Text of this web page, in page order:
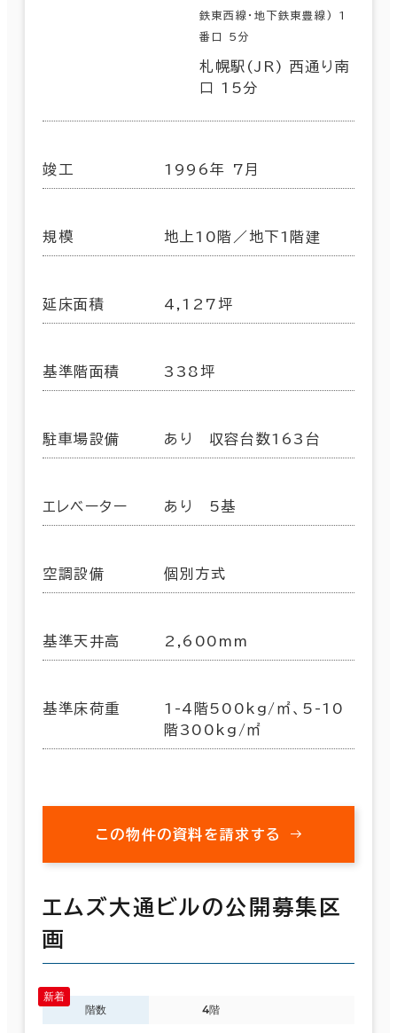
鉄東西線･地下鉄東豊線) 1
番口 5分
札幌駅(JR) 西通り南
口 15分
竣工 1996年 7月
規模 地上10階／地下1階建
延床面積 4,127坪
基準階面積 338坪
駐車場設備 あり 収容台数163台
エレベーター あり 5基
空調設備 個別方式
基準天井高 2,600mm
基準床荷重
1-4階500kg/㎡、5-10
階300kg/㎡
この物件の資料を請求する
エムズ大通ビルの公開募集区
画
階数 4階